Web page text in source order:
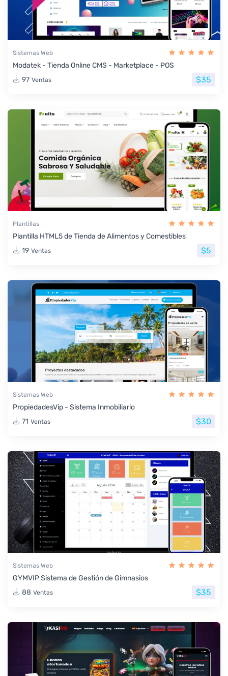
Sistemas Web
Modatek - Tienda Online CMS - Marketplace - POS
97 Ventas $35
Plantillas
Plantilla HTML5 de Tienda de Alimentos y Comestibles
19 Ventas $5
Sistemas Web
PropiedadesVip - Sistema Inmobiliario
71 Ventas $30
Sistemas Web
GYMVIP Sistema de Gestión de Gimnasios
88 Ventas $35